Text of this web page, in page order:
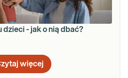
- jak o nią dbać?
więcej